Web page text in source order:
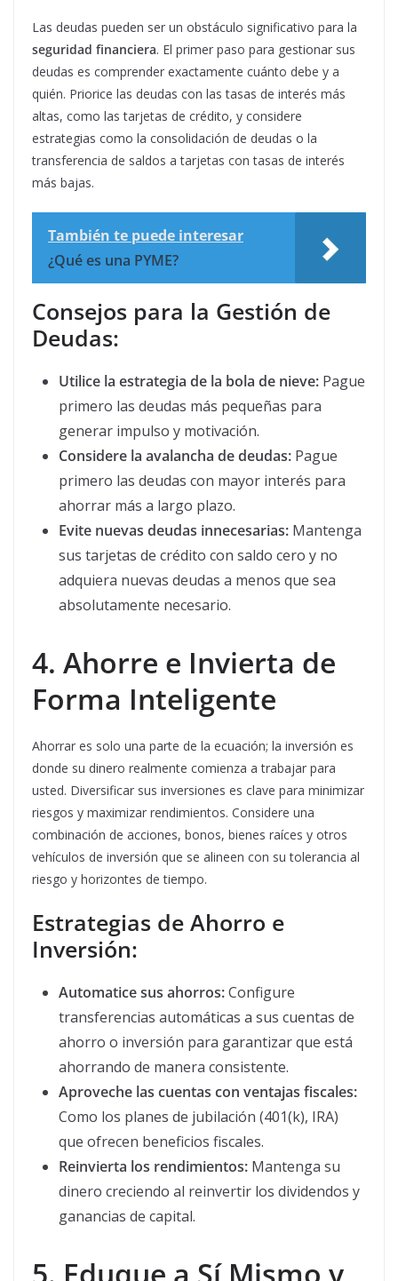
Las deudas pueden ser un obstáculo significativo para la
seguridad financiera. El primer paso para gestionar sus
deudas es comprender exactamente cuánto debe y a
quién. Priorice las deudas con las tasas de interés más
altas, como las tarjetas de crédito, y considere
estrategias como la consolidación de deudas o la
transferencia de saldos a tarjetas con tasas de interés
más bajas.
También te puede interesar
¿Qué es una PYME?
Consejos para la Gestión de
Deudas:
Utilice la estrategia de la bola de nieve: Pague
primero las deudas más pequeñas para
generar impulso y motivación.
Considere la avalancha de deudas: Pague
primero las deudas con mayor interés para
ahorrar más a largo plazo.
Evite nuevas deudas innecesarias: Mantenga
sus tarjetas de crédito con saldo cero y no
adquiera nuevas deudas a menos que sea
absolutamente necesario.
4. Ahorre e Invierta de
Forma Inteligente
Ahorrar es solo una parte de la ecuación; la inversión es
donde su dinero realmente comienza a trabajar para
usted. Diversificar sus inversiones es clave para minimizar
riesgos y maximizar rendimientos. Considere una
combinación de acciones, bonos, bienes raíces y otros
vehículos de inversión que se alineen con su tolerancia al
riesgo y horizontes de tiempo.
Estrategias de Ahorro e
Inversión:
Automatice sus ahorros:Configure
transferencias automáticas a sus cuentas de
ahorro o inversión para garantizar que está
ahorrando de manera consistente.
Aproveche las cuentas con ventajas fiscales:
Como los planes de jubilación (401(k), IRA)
que ofrecen beneficios fiscales.
Reinvierta los rendimientos: Mantenga su
dinero creciendo al reinvertir los dividendos y
ganancias de capital.